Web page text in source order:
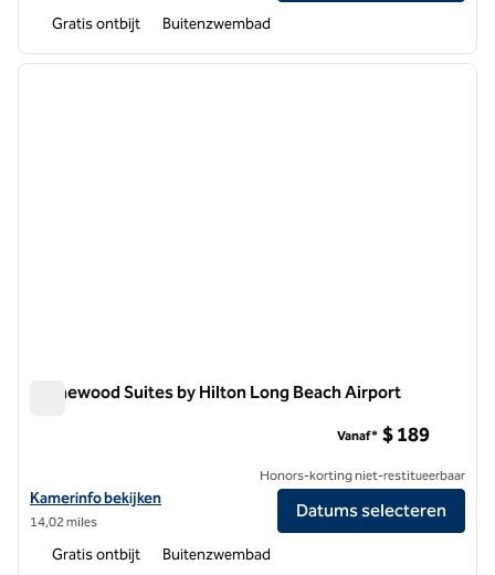
Gratis ontbijt Buitenzwembad
1 van 12
Homewood Suites by Hilton Long Beach Airport
Bekijk hoteldetails voor Homewood Suites by Hilton Long Beach
Kamerinfo bekijken
14,02 miles
Vanaf* $ 189
Honors-korting niet-restitueerbaar
Datums selecteren
Gratis ontbijt Buitenzwembad